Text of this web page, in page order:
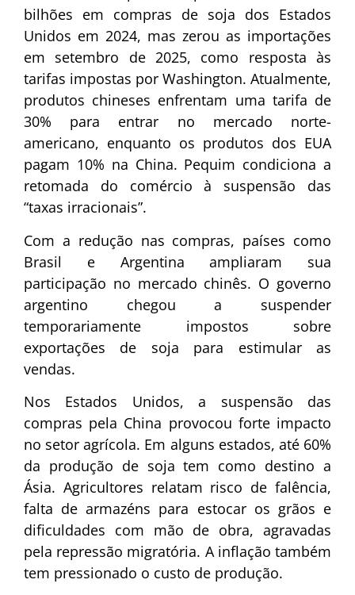
bilhões em compras de soja dos Estados
Unidos em 2024, mas zerou as importações
em setembro de 2025, como resposta às
tarifas impostas por Washington. Atualmente,
produtos chineses enfrentam uma tarifa de
30% para entrar no mercado norte-
americano, enquanto os produtos dos EUA
pagam 10% na China. Pequim condiciona a
retomada do comércio à suspensão das
“taxas irracionais”.
Com a redução nas compras, países como
Brasil e Argentina ampliaram sua
participação no mercado chinês. O governo
argentino chegou a suspender
temporariamente impostos sobre
exportações de soja para estimular as
vendas.
Nos Estados Unidos, a suspensão das
compras pela China provocou forte impacto
no setor agrícola. Em alguns estados, até 60%
da produção de soja tem como destino a
Ásia. Agricultores relatam risco de falência,
falta de armazéns para estocar os grãos e
dificuldades com mão de obra, agravadas
pela repressão migratória. A inflação também
tem pressionado o custo de produção.